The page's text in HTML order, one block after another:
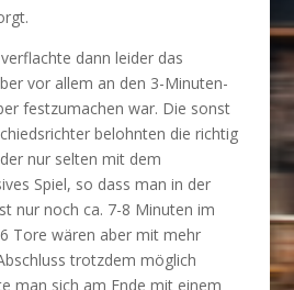
dann leider das
vor allem an den 3-Minuten-
festzumachen war. Die sonst
belohnten die richtig
nur selten mit dem
Spiel, so dass man in der
nur noch ca. 7-8 Minuten im
Tore wären aber mit mehr
trotzdem möglich
man sich am Ende mit einem